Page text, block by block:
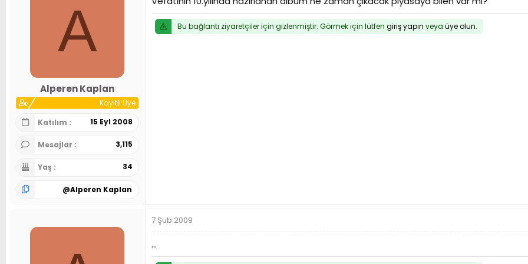
A
Alperen Kaplan
Kayıtlı Üye
Katılım
15 Eyl 2008
Mesajlar 3,115
Yaş 34
@Alperen Kaplan
Bu bağlantı ziyaretçiler için gizlenmiştir. Görmek için lütfen giriş yapın veya üye olun.
7 Şub 2009
...